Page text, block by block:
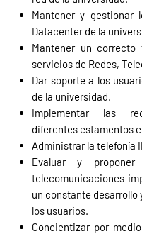
Mantener y gestionar
Datacenter de la
Mantener un
servicios de Redes,
Dar soporte a los
de la universidad.
Implementar las
diferentes estamentos
Administrar la telefonía
Evaluar y
telecomunicaciones
un constante
los usuarios.
Concientizar por